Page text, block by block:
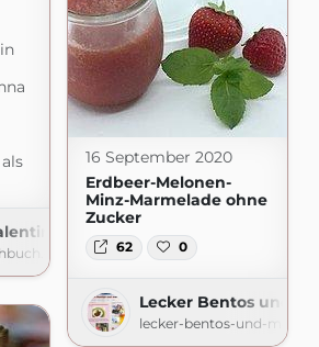
Kochbuch.de
16 September 2020
Erdbeer-Melonen-
Minz-Marmelade ohne
Zucker
62 0
Lecker Bentos und
lecker-bentos-und-